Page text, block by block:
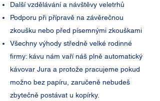
Další vzdělávání a návštěvy veletrhů
Podporu při přípravě na závěrečnou
zkoušku nebo před písemnými zkouškami
Všechny výhody středně velké rodinné
firmy: kávu nám vaří náš plně automatický
kávovar Jura a protože pracujeme pokud
možno bez papíru, zaručeně nebudeš
zbytečně postávat u kopírky.